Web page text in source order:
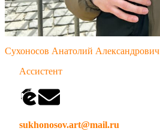
Сухоносов Анатолий Александрович
Ассистент
sukhonosov.art@mail.ru